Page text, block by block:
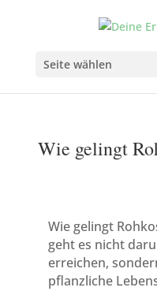
Seite wählen
Wie gelingt
Wie gelingt
geht es nicht
erreichen,
pflanzliche